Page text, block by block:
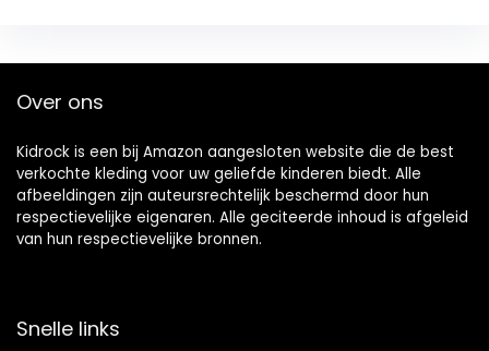
Over ons
Kidrock is een bij Amazon aangesloten website die de best
verkochte kleding voor uw geliefde kinderen biedt. Alle
afbeeldingen zijn auteursrechtelijk beschermd door hun
respectievelijke eigenaren. Alle geciteerde inhoud is afgeleid
van hun respectievelijke bronnen.
Snelle links